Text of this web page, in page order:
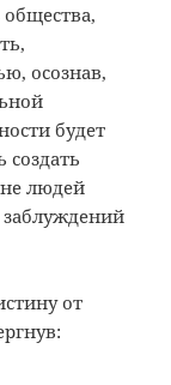
осознав,
будет
людей
заблуждений
от